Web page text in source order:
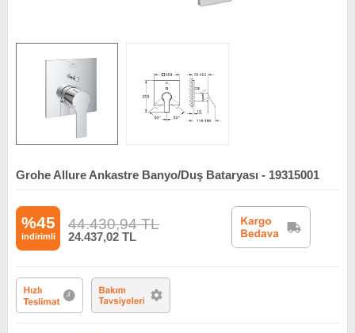
Grohe Allure Ankastre Banyo/Duş Bataryası - 19315001
%45
indirimli
44.430,94TL
24.437,02 TL